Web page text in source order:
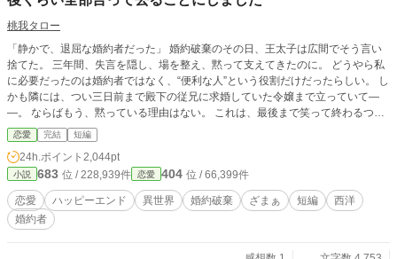
桃我タロー
「静かで、退屈な婚約者だった」 婚約破棄のその日、王太子は広間でそう言い
捨てた。 三年間、失言を隠し、場を整え、黙って支えてきたのに。 どうやら私
に必要だったのは婚約者ではなく、“便利な人”という役割だけだったらしい。 し
かも隣には、つい三日前まで殿下の従兄に求婚していた令嬢まで立っていて―
―。 ならばもう、黙っている理由はない。 これは、最後まで笑って終わるつも
りだった令嬢が、自分の声を取り戻す話。
恋愛 完結 短編
24h.ポイント 2,044pt
小説 683 位 / 228,939件 恋愛 404 位 / 66,399件
恋愛 ハッピーエンド 異世界 婚約破棄 ざまぁ 短編
西洋
婚約者